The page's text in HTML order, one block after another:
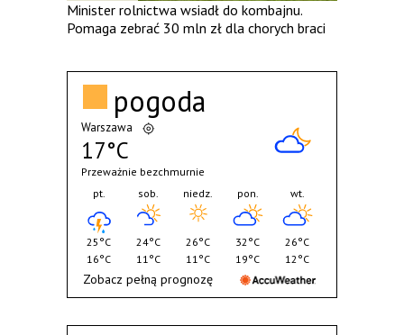
Minister rolnictwa wsiadł do kombajnu.
Pomaga zebrać 30 mln zł dla chorych braci
pogoda
Warszawa
17°C
Przeważnie bezchmurnie
pt.
25°C
16°C
sob.
24°C
11°C
niedz.
26°C
11°C
pon.
32°C
19°C
wt.
26°C
12°C
Zobacz pełną prognozę